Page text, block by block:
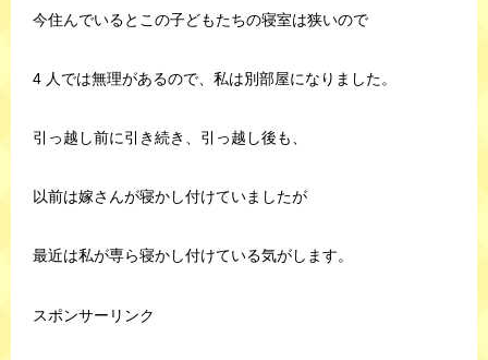
今住んでいるとこの子どもたちの寝室は狭いので
4 人では無理があるので、私は別部屋になりました。
引っ越し前に引き続き、引っ越し後も、
以前は嫁さんが寝かし付けていましたが
最近は私が専ら寝かし付けている気がします。
スポンサーリンク